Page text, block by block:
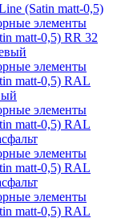
(Satin matt-0,5)
элементы
matt-0,5) RR 32
элементы
matt-0,5) RAL
элементы
matt-0,5) RAL
элементы
matt-0,5) RAL
элементы
matt-0,5) RAL